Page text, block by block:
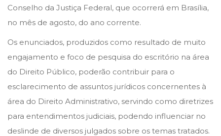
Conselho da Justiça Federal, que ocorrerá em Brasília,
no mês de agosto, do ano corrente.
Os enunciados, produzidos como resultado de muito
engajamento e foco de pesquisa do escritório na área
do Direito Público, poderão contribuir para o
esclarecimento de assuntos jurídicos concernentes à
área do Direito Administrativo, servindo como diretrizes
para entendimentos judiciais, podendo influenciar no
deslinde de diversos julgados sobre os temas tratados.